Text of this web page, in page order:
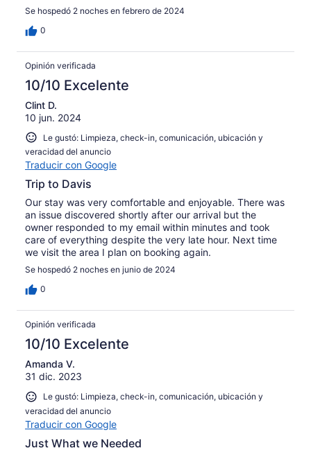
Se hospedó 2 noches en febrero de 2024
0
Opinión verificada
10/10 Excelente
Clint D.
10 jun. 2024
Le gustó: Limpieza, check-in, comunicación, ubicación y
veracidad del anuncio
Traducir con Google
Trip to Davis
Our stay was very comfortable and enjoyable. There was
an issue discovered shortly after our arrival but the
owner responded to my email within minutes and took
care of everything despite the very late hour. Next time
we visit the area I plan on booking again.
Se hospedó 2 noches en junio de 2024
0
Opinión verificada
10/10 Excelente
Amanda V.
31 dic. 2023
Le gustó: Limpieza, check-in, comunicación, ubicación y
veracidad del anuncio
Traducir con Google
Just What we Needed